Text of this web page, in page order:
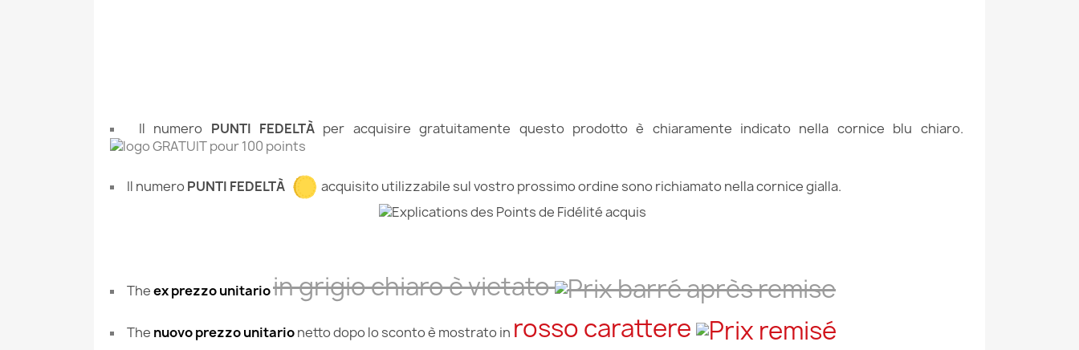
Il numero PUNTI FEDELTÀper acquisire gratuitamente questo prodotto è chiaramente indicato nella cornice blu chiaro.
Il numeroPUNTI FEDELTÀ acquisito utilizzabile sul vostro prossimo ordine sonorichiamato nella cornice gialla.
Theex prezzo unitarioin grigio chiaro è vietato
The nuovo prezzo unitarionetto dopo lo sconto è mostrato in rosso carattere